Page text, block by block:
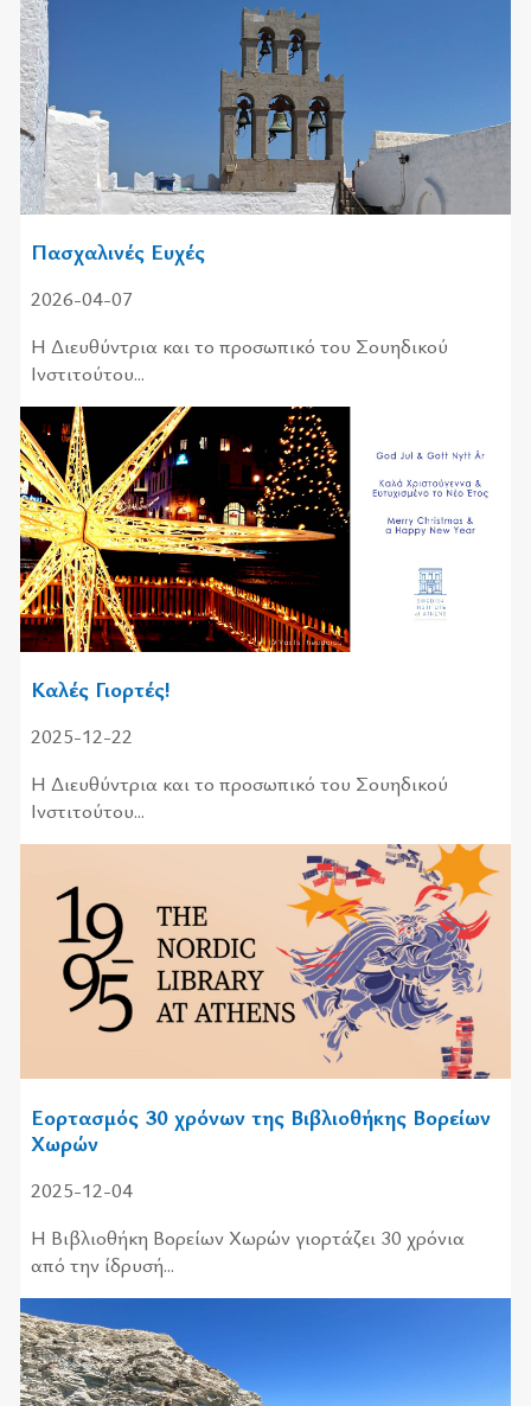
Πασχαλινές Ευχές
2026-04-07
Η Διευ­θύ­ντρια και το προ­σω­πι­κό του Σου­η­δι­κού
Ινστι­τού­του...
Καλές Γιορτές!
2025-12-22
Η Διευθύντρια και το προσωπικό του Σουηδικού
Ινστιτούτου...
Εορτασμός 30 χρόνων της Βιβλιοθήκης Βορείων
Χωρών
2025-12-04
Η Βιβλιοθήκη Βορείων Χωρών γιορτάζει 30 χρόνια
από την ίδρυσή...